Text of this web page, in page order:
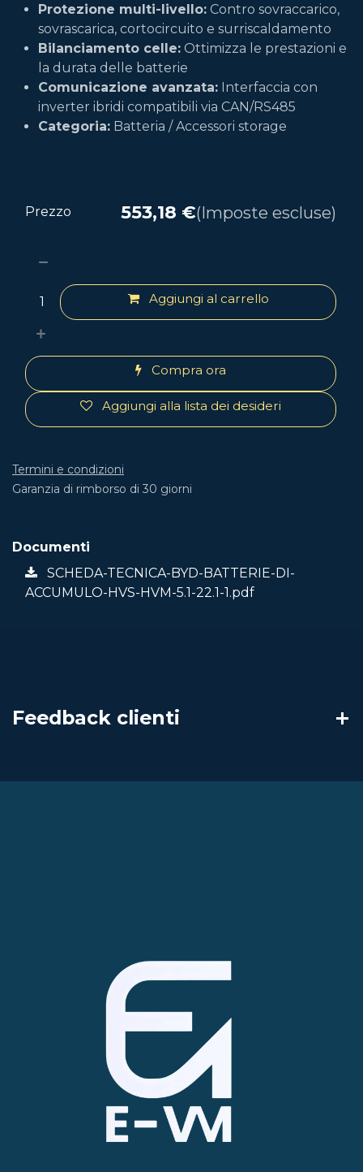
Protezione multi-livello: Contro sovraccarico,
sovrascarica, cortocircuito e surriscaldamento
Bilanciamento celle: Ottimizza le prestazioni e
la durata delle batterie
Comunicazione avanzata: Interfaccia con
inverter ibridi compatibili via CAN/RS485
Categoria: Batteria / Accessori storage
Aggiungi al carrello
Compra ora
Aggiungi alla lista dei desideri
Prezzo 553,18 €(Imposte escluse)
Termini e condizioni
Garanzia di rimborso di 30 giorni
Documenti
SCHEDA-TECNICA-BYD-BATTERIE-DI-
ACCUMULO-HVS-HVM-5.1-22.1-1.pdf
Feedback clienti